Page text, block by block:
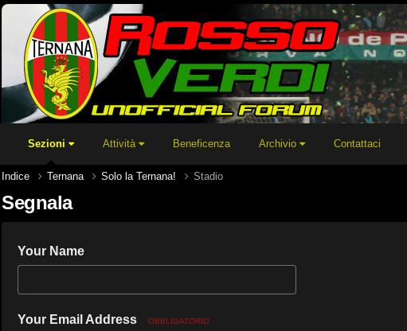
Sezioni Attività Beneficenza Archivio Contattaci
Indice Ternana Solo la Ternana! Stadio
Segnala
Your Name
Your Email Address OBBLIGATORIO